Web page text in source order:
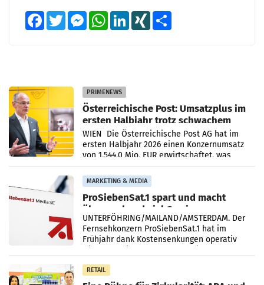
FacebookTwitter MessengerWhatsAppLinkedInXING
PRIMENEWS
Österreichische Post: Umsatzplus im
ersten Halbjahr trotz schwachem
Briefgeschäft
WIEN Die Österreichische Post AG hat im
ersten Halbjahr 2026 einen Konzernumsatz
von 1.544,0 Mio. EUR erwirtschaftet, was
einem Plus von 3,8 Prozent gegenüber dem
Vergleichszeitraum
MARKETING & MEDIA
ProSiebenSat.1 spart und macht
überraschend viel Gewinn
UNTERFÖHRING/MAILAND/AMSTERDAM. Der
Fernsehkonzern ProSiebenSat.1 hat im
Frühjahr dank Kostensenkungen operativ
RETAIL